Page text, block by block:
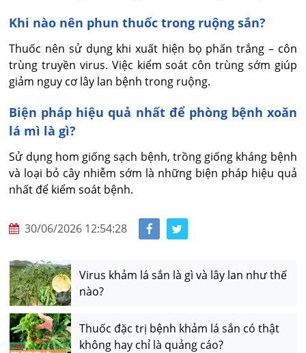
Khi nào nên phun thuốc trong ruộng sắn?
Thuốc nên sử dụng khi xuất hiện bọ phấn trắng – côn
trùng truyền virus. Việc kiểm soát côn trùng sớm giúp
giảm nguy cơ lây lan bệnh trong ruộng.
Biện pháp hiệu quả nhất để phòng bệnh xoăn
lá mì là gì?
Sử dụng hom giống sạch bệnh, trồng giống kháng bệnh
và loại bỏ cây nhiễm sớm là những biện pháp hiệu quả
nhất để kiểm soát bệnh.
30/06/2026 12:54:28
Virus khảm lá sắn là gì và lây lan như thế
nào?
Thuốc đặc trị bệnh khảm lá sắn có thật
không hay chỉ là quảng cáo?